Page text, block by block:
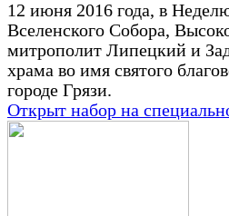
12 июня 2016 года, в
Вселенского Собора,
митрополит Липецкий и
храма во имя святого
городе Грязи.
Открыт набор на